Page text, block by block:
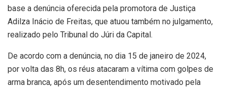
base a denúncia oferecida pela promotora de Justiça
Adilza Inácio de Freitas, que atuou também no julgamento,
realizado pelo Tribunal do Júri da Capital.
De acordo com a denúncia, no dia 15 de janeiro de 2024,
por volta das 8h, os réus atacaram a vítima com golpes de
arma branca, após um desentendimento motivado pela